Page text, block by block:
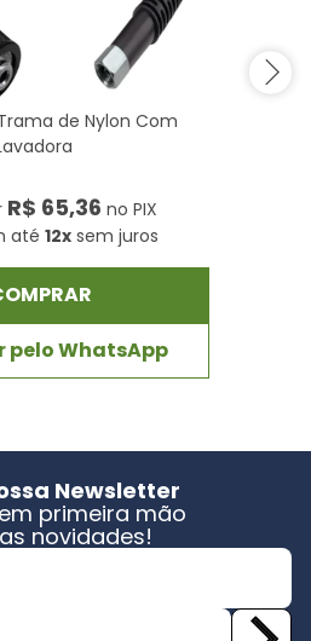
de Nylon Com
R$ 65,36 no PIX
até 12x sem juros
pelo WhatsApp
Newsletter
primeira mão
novidades!